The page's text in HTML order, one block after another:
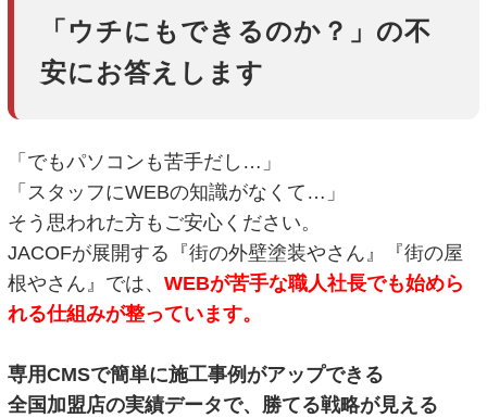
「ウチにもできるのか？」の不
安にお答えします
「でもパソコンも苦手だし…」
「スタッフにWEBの知識がなくて…」
そう思われた方もご安心ください。
JACOFが展開する『街の外壁塗装やさん』『街の屋
根やさん』では、WEBが苦手な職人社長でも始めら
れる仕組みが整っています。
専用CMSで簡単に施工事例がアップできる
全国加盟店の実績データで、勝てる戦略が見える